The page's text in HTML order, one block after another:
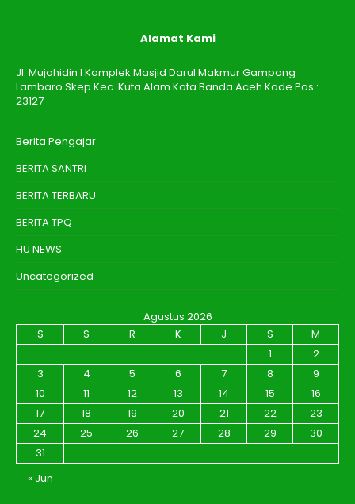
Alamat Kami
Jl. Mujahidin I Komplek Masjid Darul Makmur Gampong
Lambaro Skep Kec. Kuta Alam Kota Banda Aceh Kode Pos :
23127
Berita Pengajar
BERITA SANTRI
BERITA TERBARU
BERITA TPQ
HU NEWS
Uncategorized
Agustus 2026
S
S R K J S
M
1
2
3
4 5 6 7 8
9
10
11 12 13 14 15
16
17
18 19 20 21 22
23
24
25 26 27 28 29
30
31
« Jun